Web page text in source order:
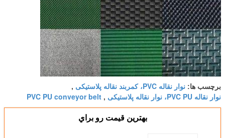
برچسب ها: نوار نقاله PVC، کمربند نقاله پلاستیکی ,
نوار نقاله PVC PU، نوار نقاله پلاستیکی ,
PVC PU conveyor belt
بهترين قيمت رو براي